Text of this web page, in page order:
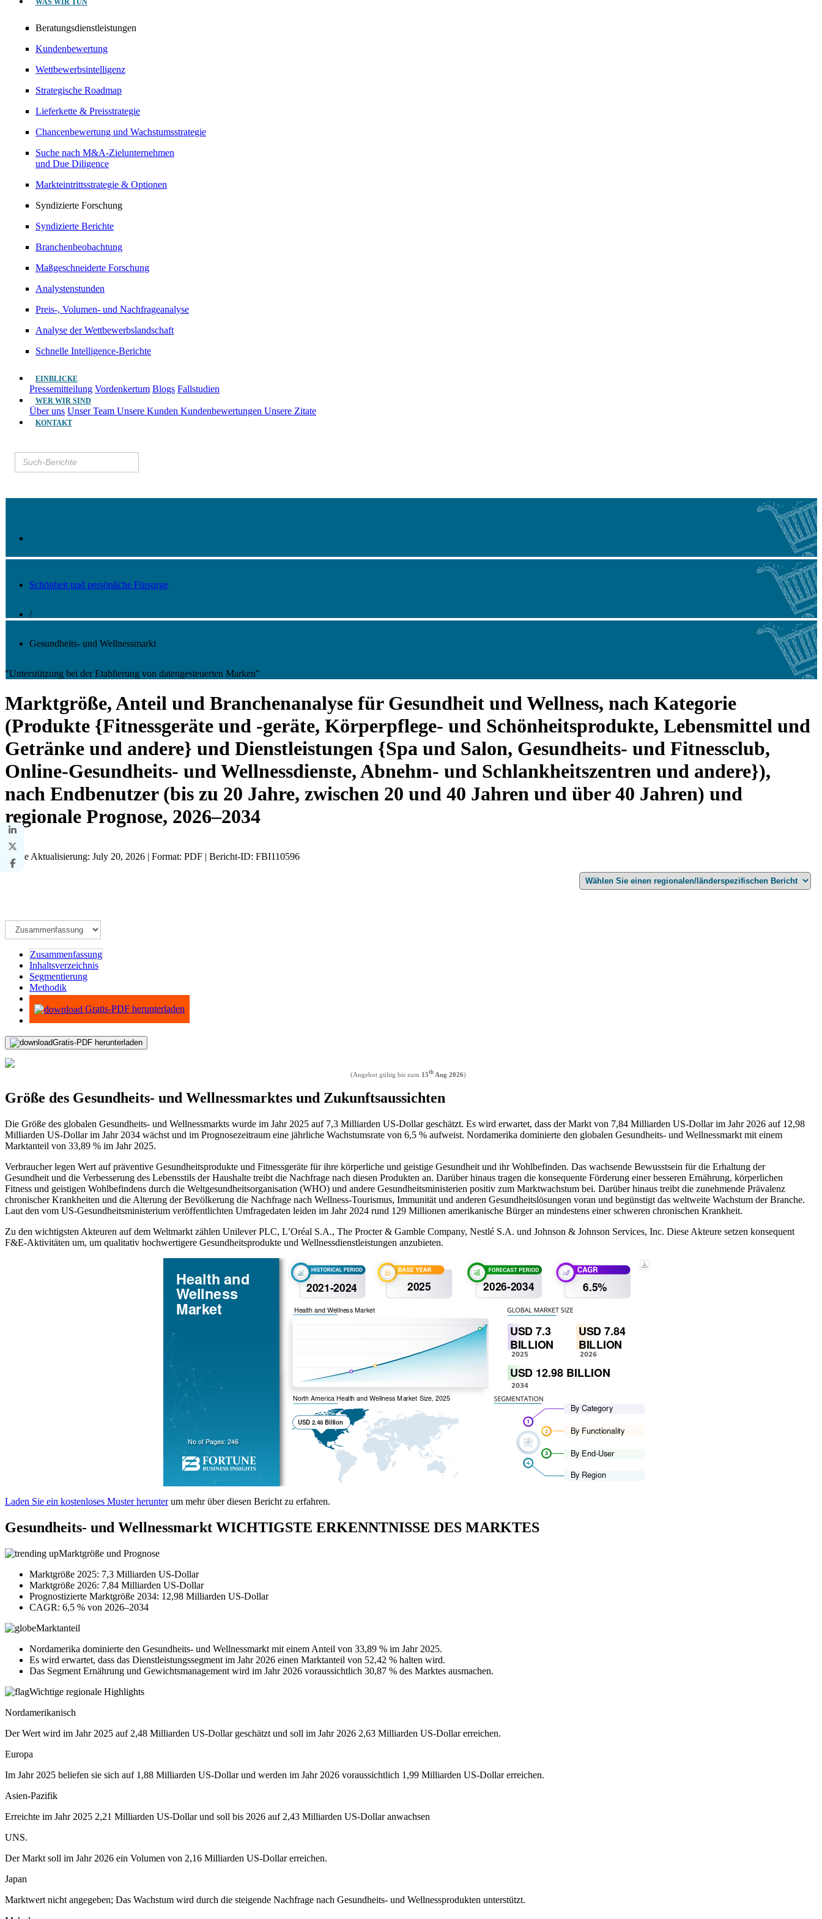
WAS WIR TUN
Beratungsdienstleistungen
Kundenbewertung
Wettbewerbsintelligenz
Strategische Roadmap
Lieferkette & Preisstrategie
Chancenbewertung und Wachstumsstrategie
Suche nach M&A-Zielunternehmen
und Due Diligence
Markteintrittsstrategie & Optionen
Syndizierte Forschung
Syndizierte Berichte
Branchenbeobachtung
Maßgeschneiderte Forschung
Analystenstunden
Preis-, Volumen- und Nachfrageanalyse
Analyse der Wettbewerbslandschaft
Schnelle Intelligence-Berichte
EINBLICKE
Pressemitteilung Vordenkertum Blogs Fallstudien
WER WIR SIND
Über uns Unser Team Unsere Kunden Kundenbewertungen Unsere Zitate
KONTAKT
Schönheit und persönliche Fürsorge
/
Gesundheits- und Wellnessmarkt
"Unterstützung bei der Etablierung von datengesteuerten Marken"
Marktgröße, Anteil und Branchenanalyse für Gesundheit und Wellness, nach Kategorie
(Produkte {Fitnessgeräte und -geräte, Körperpflege- und Schönheitsprodukte, Lebensmittel und
Getränke und andere} und Dienstleistungen {Spa und Salon, Gesundheits- und Fitnessclub,
Online-Gesundheits- und Wellnessdienste, Abnehm- und Schlankheitszentren und andere}),
nach Endbenutzer (bis zu 20 Jahre, zwischen 20 und 40 Jahren und über 40 Jahren) und
regionale Prognose, 2026–2034
Letzte Aktualisierung: July 20, 2026 | Format: PDF | Bericht-ID: FBI110596
Zusammenfassung
Inhaltsverzeichnis
Segmentierung
Methodik
Infografiken
Gratis-PDF herunterladen
Gratis-PDF herunterladen
(Angebot gültig bis zum 15thAug 2026)
Größe des Gesundheits- und Wellnessmarktes und Zukunftsaussichten
Die Größe des globalen Gesundheits- und Wellnessmarkts wurde im Jahr 2025 auf 7,3 Milliarden US-Dollar geschätzt. Es wird erwartet, dass der Markt von 7,84 Milliarden US-Dollar im Jahr 2026 auf 12,98
Milliarden US-Dollar im Jahr 2034 wächst und im Prognosezeitraum eine jährliche Wachstumsrate von 6,5 % aufweist. Nordamerika dominierte den globalen Gesundheits- und Wellnessmarkt mit einem
Marktanteil von 33,89 % im Jahr 2025.
Verbraucher legen Wert auf präventive Gesundheitsprodukte und Fitnessgeräte für ihre körperliche und geistige Gesundheit und ihr Wohlbefinden. Das wachsende Bewusstsein für die Erhaltung der
Gesundheit und die Verbesserung des Lebensstils der Haushalte treibt die Nachfrage nach diesen Produkten an. Darüber hinaus tragen die konsequente Förderung einer besseren Ernährung, körperlichen
Fitness und geistigen Wohlbefindens durch die Weltgesundheitsorganisation (WHO) und andere Gesundheitsministerien positiv zum Marktwachstum bei. Darüber hinaus treibt die zunehmende Prävalenz
chronischer Krankheiten und die Alterung der Bevölkerung die Nachfrage nach Wellness-Tourismus, Immunität und anderen Gesundheitslösungen voran und begünstigt das weltweite Wachstum der Branche.
Laut den vom US-Gesundheitsministerium veröffentlichten Umfragedaten leiden im Jahr 2024 rund 129 Millionen amerikanische Bürger an mindestens einer schweren chronischen Krankheit.
Zu den wichtigsten Akteuren auf dem Weltmarkt zählen Unilever PLC, L’Oréal S.A., The Procter & Gamble Company, Nestlé S.A. und Johnson & Johnson Services, Inc. Diese Akteure setzen konsequent
F&E-Aktivitäten um, um qualitativ hochwertigere Gesundheitsprodukte und Wellnessdienstleistungen anzubieten.
Laden Sie ein kostenloses Muster herunterum mehr über diesen Bericht zu erfahren.
Gesundheits- und Wellnessmarkt WICHTIGSTE ERKENNTNISSE DES MARKTES
Marktgröße und Prognose
Marktgröße 2025: 7,3 Milliarden US-Dollar
Marktgröße 2026: 7,84 Milliarden US-Dollar
Prognostizierte Marktgröße 2034: 12,98 Milliarden US-Dollar
CAGR: 6,5 % von 2026–2034
Marktanteil
Nordamerika dominierte den Gesundheits- und Wellnessmarkt mit einem Anteil von 33,89 % im Jahr 2025.
Es wird erwartet, dass das Dienstleistungssegment im Jahr 2026 einen Marktanteil von 52,42 % halten wird.
Das Segment Ernährung und Gewichtsmanagement wird im Jahr 2026 voraussichtlich 30,87 % des Marktes ausmachen.
Wichtige regionale Highlights
Nordamerikanisch
Der Wert wird im Jahr 2025 auf 2,48 Milliarden US-Dollar geschätzt und soll im Jahr 2026 2,63 Milliarden US-Dollar erreichen.
Europa
Im Jahr 2025 beliefen sie sich auf 1,88 Milliarden US-Dollar und werden im Jahr 2026 voraussichtlich 1,99 Milliarden US-Dollar erreichen.
Asien-Pazifik
Erreichte im Jahr 2025 2,21 Milliarden US-Dollar und soll bis 2026 auf 2,43 Milliarden US-Dollar anwachsen
UNS.
Der Markt soll im Jahr 2026 ein Volumen von 2,16 Milliarden US-Dollar erreichen.
Japan
Marktwert nicht angegeben; Das Wachstum wird durch die steigende Nachfrage nach Gesundheits- und Wellnessprodukten unterstützt.